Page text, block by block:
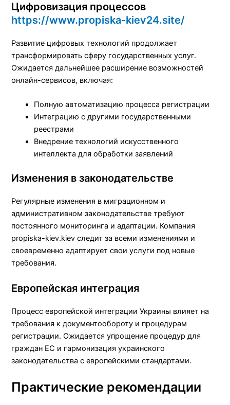
Цифровизация процессов
https://www.propiska-kiev24.site/
Развитие цифровых технологий продолжает
трансформировать сферу государственных услуг.
Ожидается дальнейшее расширение возможностей
онлайн-сервисов, включая:
Полную автоматизацию процесса регистрации
Интеграцию с другими государственными
реестрами
Внедрение технологий искусственного
интеллекта для обработки заявлений
Изменения в законодательстве
Регулярные изменения в миграционном и
административном законодательстве требуют
постоянного мониторинга и адаптации. Компания
propiska-kiev.kiev следит за всеми изменениями и
своевременно адаптирует свои услуги под новые
требования.
Европейская интеграция
Процесс европейской интеграции Украины влияет на
требования к документообороту и процедурам
регистрации. Ожидается упрощение процедур для
граждан ЕС и гармонизация украинского
законодательства с европейскими стандартами.
Практические рекомендации